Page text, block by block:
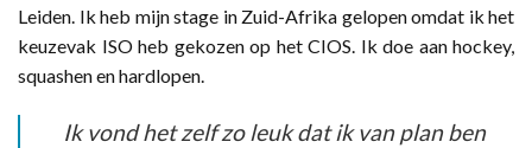
Leiden. Ik heb mijn stage in Zuid-Afrika gelopen omdat ik het
keuzevak ISO heb gekozen op het CIOS. Ik doe aan hockey,
squashen en hardlopen.
Ik vond het zelf zo leuk dat ik van plan ben